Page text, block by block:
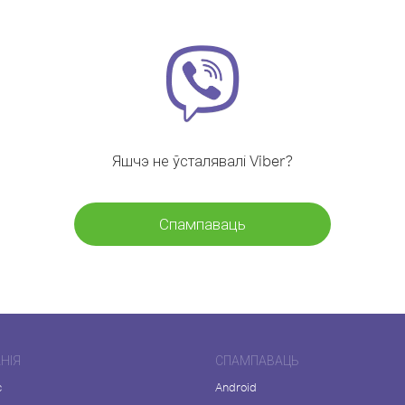
Яшчэ не ўсталявалі Viber?
Спампаваць
СПАМПАВАЦЬ
Android